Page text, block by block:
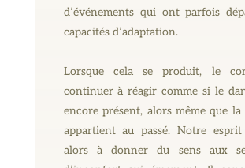
d’événements qui ont parfois
capacités d’adaptation.
Lorsque cela se produit, le
continuer à réagir comme si le
encore présent, alors même que
appartient au passé. Notre
alors à donner du sens aux